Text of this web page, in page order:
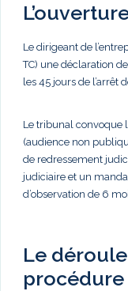
Le dirigeant de
TC) une déclaration
les 45 jours de l’arrêt
Le tribunal convoque
(audience non
de redressement
judiciaire et un
d’observation de 6
Le
procédure